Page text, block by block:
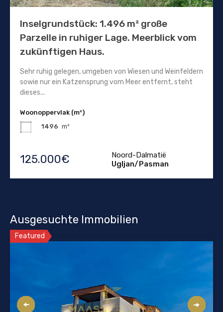
Inselgrundstück: 1.496 m² große
Parzelle in ruhiger Lage. Meerblick vom
zukünftigen Haus.
Sehr ruhig gelegen, umgeben von Wiesen und Weinfeldern
sowie nur ein Katzensprung vom Meer entfernt, steht
dieses...
Woonoppervlak (m²)
1496 m²
125.000€
Noord-Dalmatië
Ugljan/Pasman
Ausgesuchte Immobilien
Featured